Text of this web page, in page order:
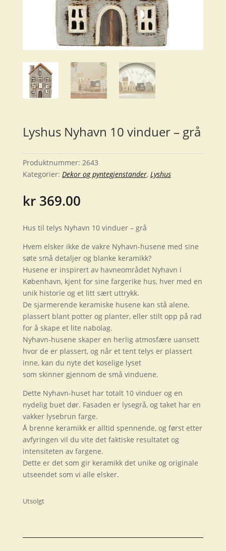
Lyshus Nyhavn 10 vinduer – grå
Produktnummer: 2643
Kategorier: Dekor og pyntegjenstander, Lyshus
kr369.00
Hus til telys Nyhavn 10 vinduer – grå
Hvem elsker ikke de vakre Nyhavn-husene med sine
søte små detaljer og blanke keramikk?
Husene er inspirert av havneområdet Nyhavn i
København, kjent for sine fargerike hus, hver med en
unik historie og et litt sært uttrykk.
De sjarmerende keramiske husene kan stå alene,
plassert blant potter og planter, eller stilt opp på rad
for å skape et lite nabolag.
Nyhavn-husene skaper en herlig atmosfære uansett
hvor de er plassert, og når et tent telys er plassert
inne, kan du nyte det koselige lyset
som skinner gjennom de små vinduene.
Dette Nyhavn-huset har totalt 10 vinduer og en
nydelig buet dør. Fasaden er lysegrå, og taket har en
vakker lysebrun farge.
Å brenne keramikk er alltid spennende, og først etter
avfyringen vil du vite det faktiske resultatet og
intensiteten av fargene.
Dette er det som gir keramikk det unike og originale
utseendet som vi alle elsker.
Utsolgt